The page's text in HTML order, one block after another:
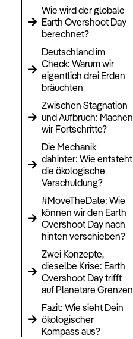
Wie wird der globale
Earth Overshoot Day
berechnet?
Deutschland im
Check: Warum wir
eigentlich drei Erden
bräuchten
Zwischen Stagnation
und Aufbruch: Machen
wir Fortschritte?
Die Mechanik
dahinter: Wie entsteht
die ökologische
Verschuldung?
#MoveTheDate: Wie
können wir den Earth
Overshoot Day nach
hinten verschieben?
Zwei Konzepte,
dieselbe Krise: Earth
Overshoot Day trifft
auf Planetare Grenzen
Fazit: Wie sieht Dein
ökologischer
Kompass aus?